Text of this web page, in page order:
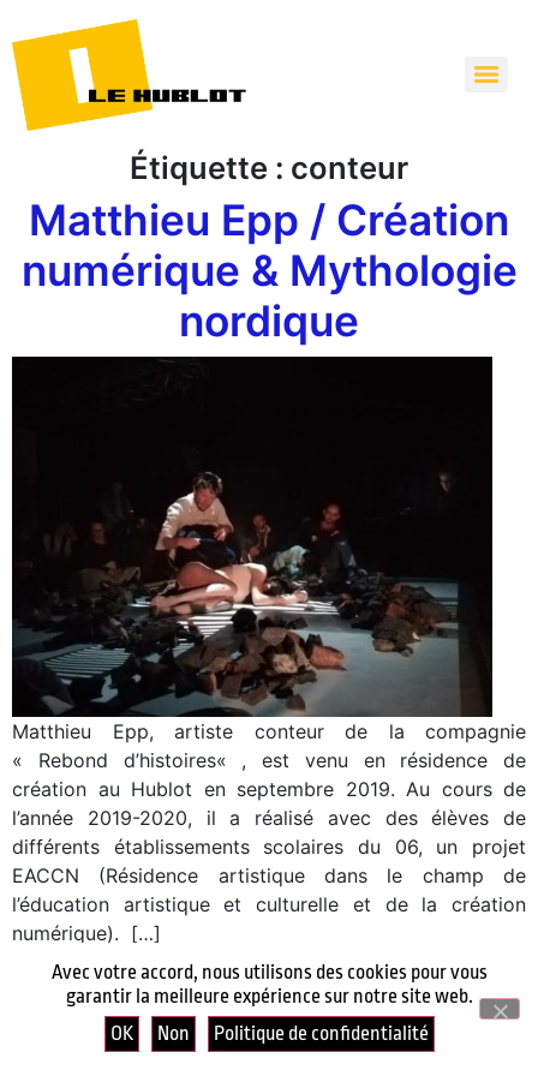
Étiquette : conteur
Matthieu Epp / Création
numérique & Mythologie
nordique
Matthieu Epp, artiste conteur de la compagnie
« Rebond d’histoires« , est venu en résidence de
création au Hublot en septembre 2019. Au cours de
l’année 2019-2020, il a réalisé avec des élèves de
différents établissements scolaires du 06, un projet
EACCN (Résidence artistique dans le champ de
l’éducation artistique et culturelle et de la création
numérique). […]
Avec votre accord, nous utilisons des cookies pour vous
garantir la meilleure expérience sur notre site web.
OK
Non Politique de confidentialité